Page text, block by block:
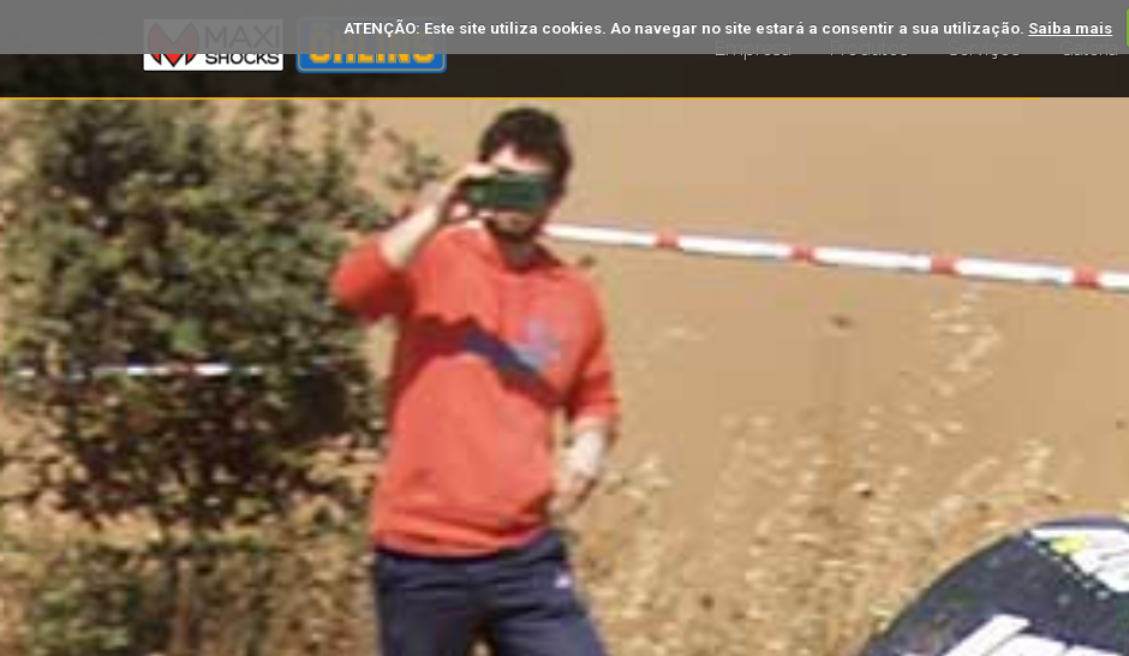
ATENÇÃO: Este site utiliza cookies. Ao navegar no site estará a consentir a sua utilização. Saiba mais
Empresa Produtos Serviços Galeria